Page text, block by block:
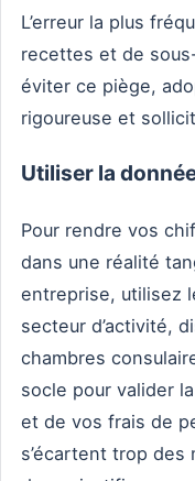
L’erreur la plus
recettes et de
éviter ce piège,
rigoureuse et
Utiliser la
Pour rendre vos
dans une réalité
entreprise, utilisez
secteur d’activité,
chambres
socle pour valider
et de vos frais de
s’écartent trop des